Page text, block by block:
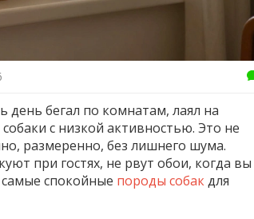
бегал по комнатам, лаял на
с низкой активностью. Это не
размеренно, без лишнего шума.
при гостях, не рвут обои, когда вы
спокойные породы собакдля